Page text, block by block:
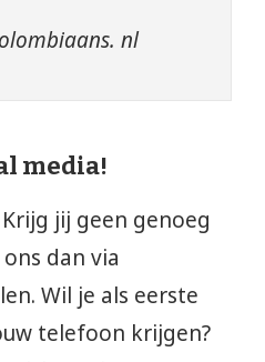
nl
media!
jij geen genoeg
dan via
Wil je als eerste
telefoon krijgen?